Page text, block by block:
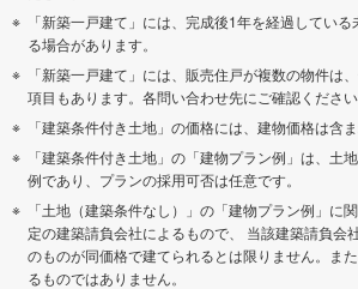
「新築一戸建て」には、完成後1年を経過してい
る場合があります。
「新築一戸建て」には、販売住戸が複数の物件は
項目もあります。各問い合わせ先にご確認ください
「建築条件付き土地」の価格には、建物価格は含ま
「建築条件付き土地」の「建物プラン例」は、土
例であり、プランの採用可否は任意です。
「土地（建築条件なし）」の「建物プラン例」に
定の建築請負会社によるもので、 当該建築請負会
のものが同価格で建てられるとは限りません。ま
るものではありません。